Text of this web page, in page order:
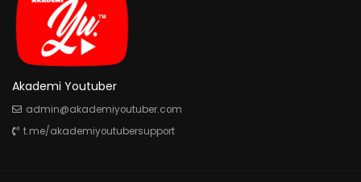
Akademi Youtuber
admin@akademiyoutuber.com
t.me/akademiyoutubersupport